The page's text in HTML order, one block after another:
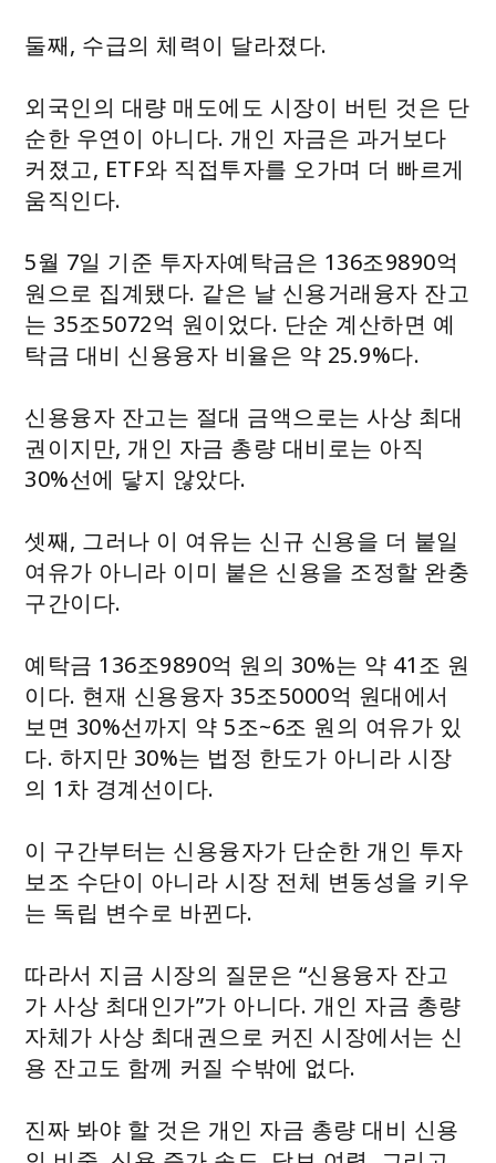
둘째, 수급의 체력이 달라졌다.
외국인의 대량 매도에도 시장이 버틴 것은 단
순한 우연이 아니다. 개인 자금은 과거보다
커졌고, ETF와 직접투자를 오가며 더 빠르게
움직인다.
5월 7일 기준 투자자예탁금은 136조9890억
원으로 집계됐다. 같은 날 신용거래융자 잔고
는 35조5072억 원이었다. 단순 계산하면 예
탁금 대비 신용융자 비율은 약 25.9%다.
신용융자 잔고는 절대 금액으로는 사상 최대
권이지만, 개인 자금 총량 대비로는 아직
30%선에 닿지 않았다.
셋째, 그러나 이 여유는 신규 신용을 더 붙일
여유가 아니라 이미 붙은 신용을 조정할 완충
구간이다.
예탁금 136조9890억 원의 30%는 약 41조 원
이다. 현재 신용융자 35조5000억 원대에서
보면 30%선까지 약 5조~6조 원의 여유가 있
다. 하지만 30%는 법정 한도가 아니라 시장
의 1차 경계선이다.
이 구간부터는 신용융자가 단순한 개인 투자
보조 수단이 아니라 시장 전체 변동성을 키우
는 독립 변수로 바뀐다.
따라서 지금 시장의 질문은 “신용융자 잔고
가 사상 최대인가”가 아니다. 개인 자금 총량
자체가 사상 최대권으로 커진 시장에서는 신
용 잔고도 함께 커질 수밖에 없다.
진짜 봐야 할 것은 개인 자금 총량 대비 신용